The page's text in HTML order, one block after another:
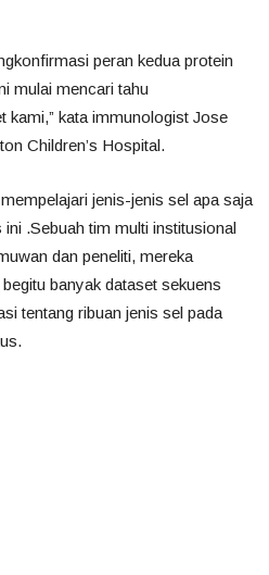
peran kedua protein
mulai mencari tahu
kami,” kata immunologist Jose
Children’s Hospital.
jenis-jenis sel apa saja
.Sebuah tim multi institusional
dan peneliti, mereka
banyak dataset sekuens
tentang ribuan jenis sel pada